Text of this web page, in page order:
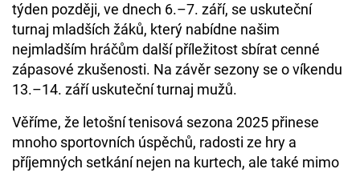
týden později, ve dnech 6.–7. září, se uskuteční
turnaj mladších žáků, který nabídne našim
nejmladším hráčům další příležitost sbírat cenné
zápasové zkušenosti. Na závěr sezony se o víkendu
13.–14. září uskuteční turnaj mužů.
Věříme, že letošní tenisová sezona 2025 přinese
mnoho sportovních úspěchů, radosti ze hry a
příjemných setkání nejen na kurtech, ale také mimo